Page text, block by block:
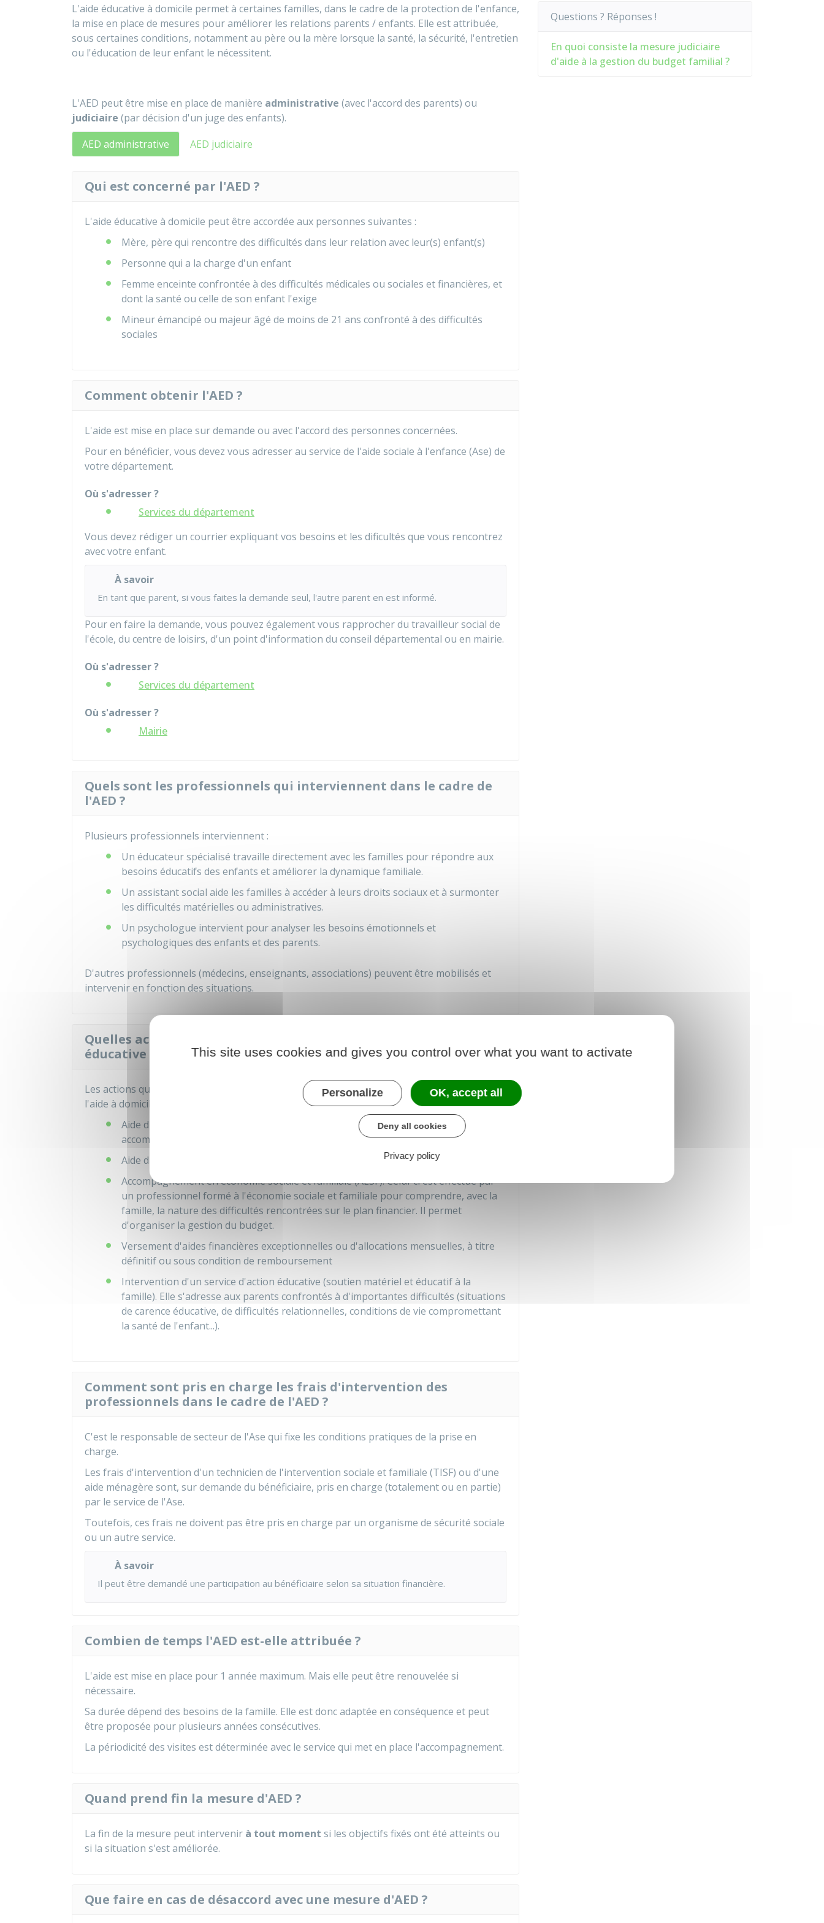
L'aide éducative à domicile permet à certaines familles, dans le cadre de la protection de l'enfance,
la mise en place de mesures pour améliorer les relations parents / enfants. Elle est attribuée,
sous certaines conditions, notamment au père ou la mère lorsque la santé, la sécurité, l'entretien
ou l'éducation de leur enfant le nécessitent.
L'AED peut être mise en place de manière administrative (avec l'accord des parents) ou
judiciaire (par décision d'un juge des enfants).
AED administrative
AED judiciaire
Qui est concerné par l'AED ?
L'aide éducative à domicile peut être accordée aux personnes suivantes :
Mère, père qui rencontre des difficultés dans leur relation avec leur(s) enfant(s)
Personne qui a la charge d'un enfant
Femme enceinte confrontée à des difficultés médicales ou sociales et financières, et
dont la santé ou celle de son enfant l'exige
Mineur émancipé ou majeur âgé de moins de 21 ans confronté à des difficultés
sociales
Comment obtenir l'AED ?
L'aide est mise en place sur demande ou avec l'accord des personnes concernées.
Pour en bénéficier, vous devez vous adresser au service de l'aide sociale à l'enfance (Ase) de
votre département.
Où s'adresser ?
Services du département
Vous devez rédiger un courrier expliquant vos besoins et les dificultés que vous rencontrez
avec votre enfant.
À savoir
En tant que parent, si vous faites la demande seul, l'autre parent en est informé.
Pour en faire la demande, vous pouvez également vous rapprocher du travailleur social de
l'école, du centre de loisirs, d'un point d'information du conseil départemental ou en mairie.
Où s'adresser ?
Services du département
Où s'adresser ?
Mairie
Quels sont les professionnels qui interviennent dans le cadre de
l'AED ?
Plusieurs professionnels interviennent :
Un éducateur spécialisé travaille directement avec les familles pour répondre aux
besoins éducatifs des enfants et améliorer la dynamique familiale.
Un assistant social aide les familles à accéder à leurs droits sociaux et à surmonter
les difficultés matérielles ou administratives.
Un psychologue intervient pour analyser les besoins émotionnels et
psychologiques des enfants et des parents.
D'autres professionnels (médecins, enseignants, associations) peuvent être mobilisés et
intervenir en fonction des situations.
Quelles actions peuvent être mises en place dans le cadre de l'aide
éducative à domicile ?
Les actions qui peuvent être mises en place (ensemble ou séparément), dans le cadre de
l'aide à domicile, sont les suivantes :
Aide d'un(e) technicien(ne) de l'intervention sociale et familiale (TISF), qui doit
accompagner la famille rencontrant des difficultés éducatives et sociales
Aide d'une aide-ménagère
Accompagnement en économie sociale et familiale (AESF). Celui-ci est effectué par
un professionnel formé à l'économie sociale et familiale pour comprendre, avec la
famille, la nature des difficultés rencontrées sur le plan financier. Il permet
d'organiser la gestion du budget.
Versement d'aides financières exceptionnelles ou d'allocations mensuelles, à titre
définitif ou sous condition de remboursement
Intervention d'un service d'action éducative (soutien matériel et éducatif à la
famille). Elle s'adresse aux parents confrontés à d'importantes difficultés (situations
de carence éducative, de difficultés relationnelles, conditions de vie compromettant
la santé de l'enfant...).
Comment sont pris en charge les frais d'intervention des
professionnels dans le cadre de l'AED ?
C'est le responsable de secteur de l'Ase qui fixe les conditions pratiques de la prise en
charge.
Les frais d'intervention d'un technicien de l'intervention sociale et familiale (TISF) ou d'une
aide ménagère sont, sur demande du bénéficiaire, pris en charge (totalement ou en partie)
par le service de l'Ase.
Toutefois, ces frais ne doivent pas être pris en charge par un organisme de sécurité sociale
ou un autre service.
À savoir
Il peut être demandé une participation au bénéficiaire selon sa situation financière.
Combien de temps l'AED est-elle attribuée ?
L'aide est mise en place pour 1 année maximum. Mais elle peut être renouvelée si
nécessaire.
Sa durée dépend des besoins de la famille. Elle est donc adaptée en conséquence et peut
être proposée pour plusieurs années consécutives.
La périodicité des visites est déterminée avec le service qui met en place l'accompagnement.
Quand prend fin la mesure d'AED ?
La fin de la mesure peut intervenir à tout moment si les objectifs fixés ont été atteints ou
si la situation s'est améliorée.
Que faire en cas de désaccord avec une mesure d'AED ?
Questions ? Réponses !
En quoi consiste la mesure judiciaire
d'aide à la gestion du budget familial ?
This site uses cookies and gives you control over what you want to activate
Personalize OK, accept all
Deny all cookies
Privacy policy